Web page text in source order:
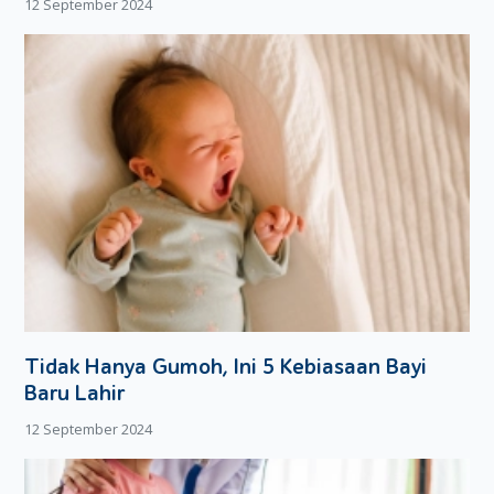
Jika Si Kecil baru lahir, Moms tidak boleh asal membuang
belek. Ada trik khusus yang bisa dilakukan, yakni dengan cara:
Cuci tangan hingga bersih. Jika memungkinkan, cuci
tangan dengan menggunakan sabun antiseptik atau
sabun khusus pencuci tangan.
Siapkan air hangat, kapas dan beberapa cotton bud
bersih. Pilih cotton bud berukuran besar.
Basahi kapas atau cotton bud dengan air hangat, dan
usapkan pada mata Si Kecil. mulailah dari sudur bagian
luar mata, hingga ke sudur bagian dalam mata.
Ganti kapas atau cotton bud yang sudah digunakan,
kemudian ulangi lagi hingga mata Si Kecil benar-benar
bebas dari belek.
masih bersih sambil jari kelingking sedikit memijat mata.
Untuk belek yang berada di area tengah mata, Moms
bisa mengusapnya dengan menarik ke bagian bawah
12 September 2024
Tidak Hanya Gumoh, Ini 5 Kebiasaan Bayi
Baru Lahir
12 September 2024